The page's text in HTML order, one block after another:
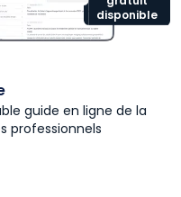
disponible
guide en ligne de la
professionnels